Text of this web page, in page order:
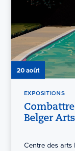
20 août
EXPOSITIONS
Belger Arts
Centre des arts